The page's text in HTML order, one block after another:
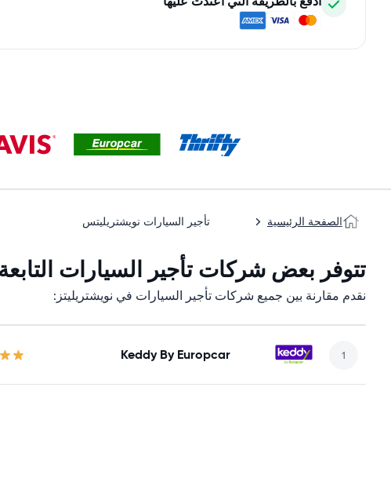
الصفحة الرئيسية تأجير السيارات نويشتريليتس
تتوفر بعض شركات تأجير السيارات التابعة
نقدم مقارنة بين جميع شركات تأجير السيارات في نويشتريليتز:
Keddy By Europcar